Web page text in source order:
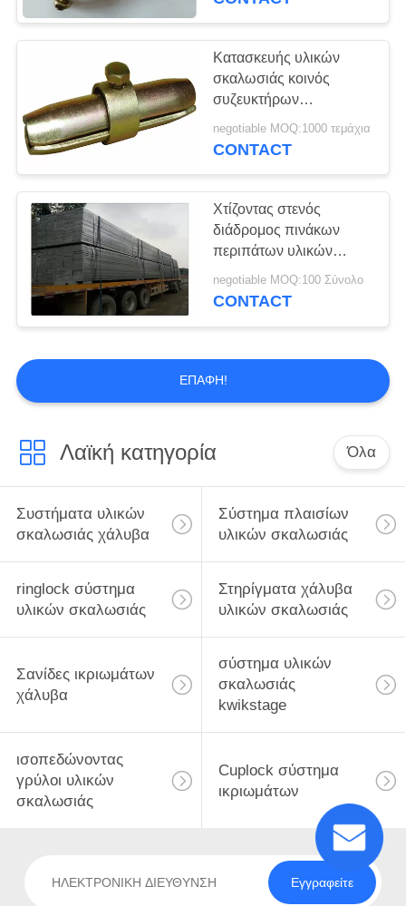
Κατασκευής υλικών
σκαλωσιάς κοινός
συζευκτήρων
σφιγκτήρας καρφιτσών
στροφέων πιεσμένος
negotiable MOQ:1000 τεμάχια
CONTACT
Χτίζοντας στενός
διάδρομος πινάκων
περιπάτων υλικών
σκαλωσιάς σανίδων
ικριωμάτων χάλυβα
negotiable MOQ:100 Σύνολο
CONTACT
ΕΠΑΦΉ!
Λαϊκή κατηγορία Όλα
Συστήματα υλικών
σκαλωσιάς χάλυβα
Σύστημα πλαισίων
υλικών σκαλωσιάς
ringlock σύστημα
υλικών σκαλωσιάς
Στηρίγματα χάλυβα
υλικών σκαλωσιάς
Σανίδες ικριωμάτων
χάλυβα
σύστημα υλικών
σκαλωσιάς
kwikstage
ισοπεδώνοντας
γρύλοι υλικών
σκαλωσιάς
Cuplock σύστημα
ικριωμάτων
Εγγραφείτε